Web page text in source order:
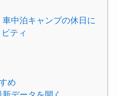
中泊キャンプの休日に
ティ
め